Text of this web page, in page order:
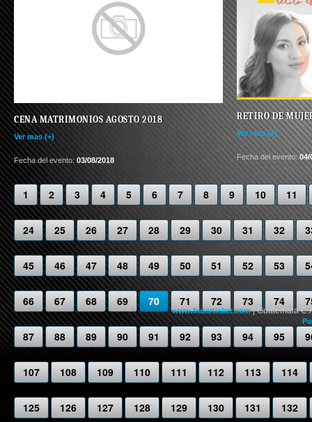
CENA MATRIMONIOS AGOSTO 2018
Ver mas (+)
Fecha del evento:03/08/2018
RETIRO DE
Ver mas (+)
Fecha del evento:04/
1 2 3 4 5 6 7 8 9 10 11
24 25 26 27 28 29 30 31 32
45 46 47 48 49 50 51 52 53
66 67 68 69 70 71 72 73 74
87 88 89 90 91 92 93 94 95
107 108 109 110 111 112 113 114
125 126 127 128 129 130 131 132
www.fraterticket.com | Guatemala